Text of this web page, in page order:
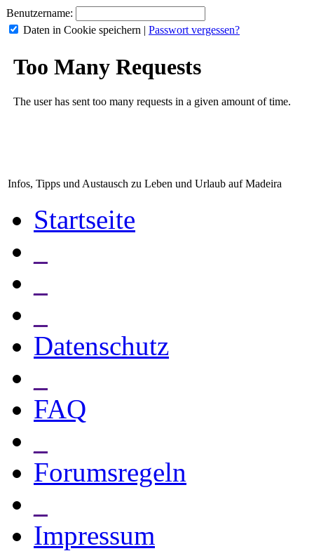
Benutzername:
Daten in Cookie speichern | Passwort vergessen?
Infos, Tipps und Austausch zu Leben und Urlaub auf Madeira
Startseite
Datenschutz
FAQ
Forumsregeln
Impressum